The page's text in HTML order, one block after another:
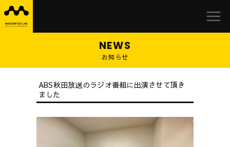
Skip
to
満
研
お知らせ
ABS秋田放送のラジオ番組に出演させて頂き
ました